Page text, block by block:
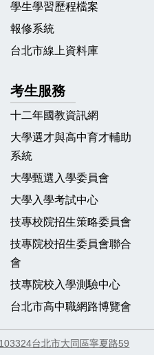
學生學習歷程檔案
報修系統
台北市線上資料庫
考生服務
十二年國教資訊網
大學選才與高中育才輔助
系統
大學甄選入學委員會
大學入學考試中心
技專校院招生策略委員會
技專院校招生委員會聯合
會
技專院校入學測驗中心
台北市高中職網路博覽會
103324台北市大同區寧夏路59